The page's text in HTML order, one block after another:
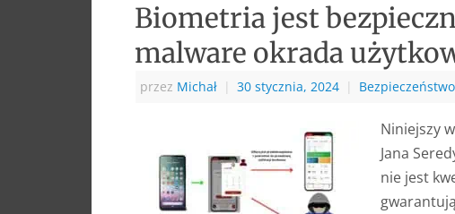
Biometria jest
malware okrada
przez Michał | 30 stycznia, 2024 |
Niniejszy
Jana
nie jest